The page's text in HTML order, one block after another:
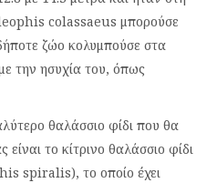
colassaeus μπορούσε
ζώο κολυμπούσε στα
την ησυχία του, όπως
θαλάσσιο φίδι που θα
το κίτρινο θαλάσσιο φίδι
spiralis), το οποίο έχει